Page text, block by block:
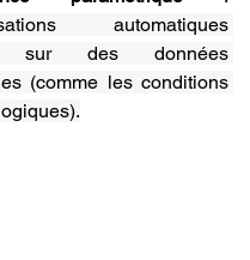
automatiques
sur des données
(comme les conditions